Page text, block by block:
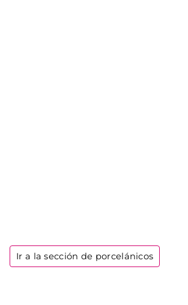
Ir a la sección de porcelánicos